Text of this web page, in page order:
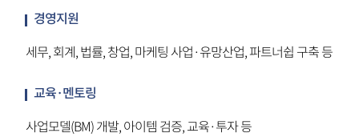
경영지원
세무, 회계, 법률, 창업, 마케팅 사업·유망산업, 파트너쉽 구축 등
교육·멘토링
사업모델(BM) 개발, 아이템 검증, 교육·투자 등